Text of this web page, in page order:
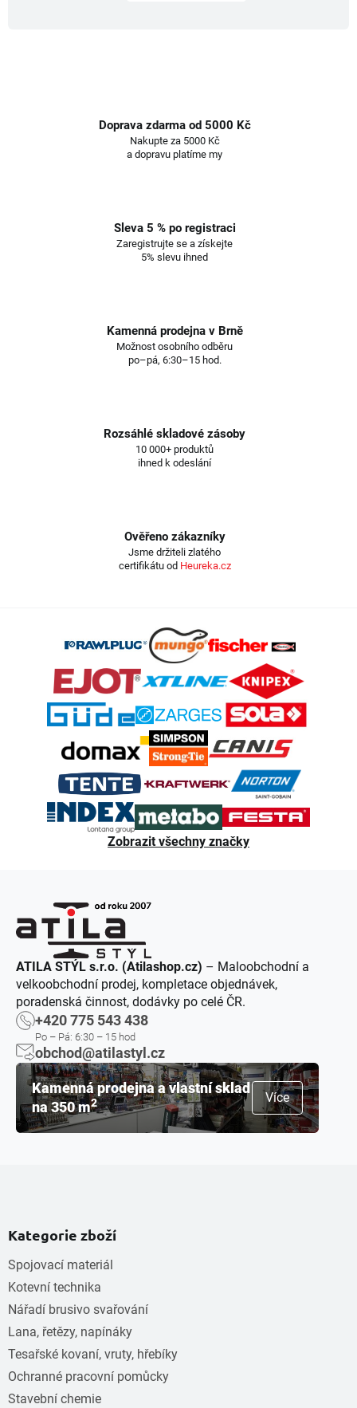
Doprava zdarma od 5000 Kč
Nakupte za 5000 Kč
a dopravu platíme my
Sleva 5 % po registraci
Zaregistrujte se a získejte
5% slevu ihned
Kamenná prodejna v Brně
Možnost osobního odběru
po–pá, 6:30–15 hod.
Rozsáhlé skladové zásoby
10 000+ produktů
ihned k odeslání
Ověřeno zákazníky
Jsme držiteli zlatého
certifikátu od Heureka.cz
Zobrazit všechny značky
ATILA STÝL s.r.o. (Atilashop.cz) – Maloobchodní a
velkoobchodní prodej, kompletace objednávek,
poradenská činnost, dodávky po celé ČR.
+420 775 543 438
Po – Pá: 6:30 – 15 hod
obchod@atilastyl.cz
Kamenná prodejna a vlastní sklad
na 350 m2 Více
Kategorie zboží
Spojovací materiál
Kotevní technika
Nářadí brusivo svařování
Lana, řetězy, napínáky
Tesařské kovaní, vruty, hřebíky
Ochranné pracovní pomůcky
Stavební chemie